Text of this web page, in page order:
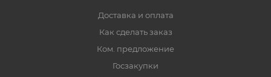
Доставка и оплата
Как сделать заказ
Ком. предложение
Госзакупки